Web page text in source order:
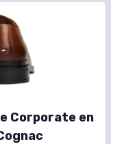
Corporate en